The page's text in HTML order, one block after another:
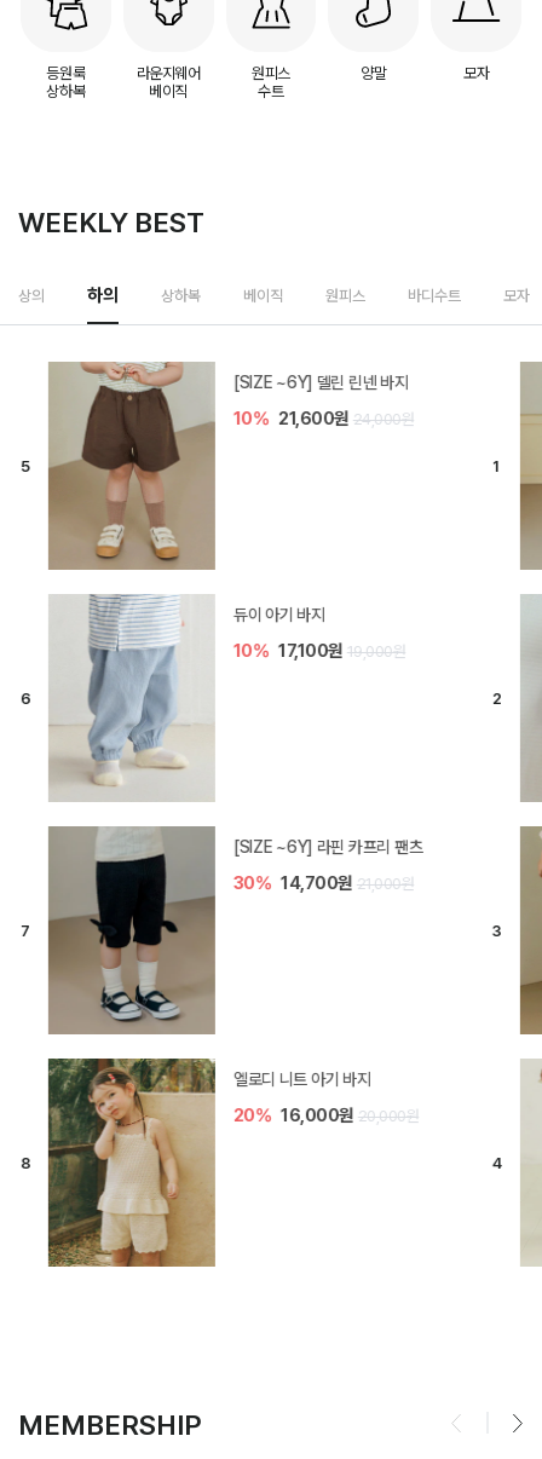
등원룩
상하복
라운지웨어
베이직
원피스
수트
양말 모자
WEEKLY BEST
상의 하의 상하복 베이직 원피스 바디수트 모자
[SIZE ~6Y] 델린 린넨 바지
10% 21,600원 24,000원
듀이 아기 바지
10% 17,100원 19,000원
[SIZE ~6Y] 라핀 카프리 팬츠
30% 14,700원 21,000원
엘로디 니트 아기 바지
20% 16,000원 20,000원
MEMBERSHIP